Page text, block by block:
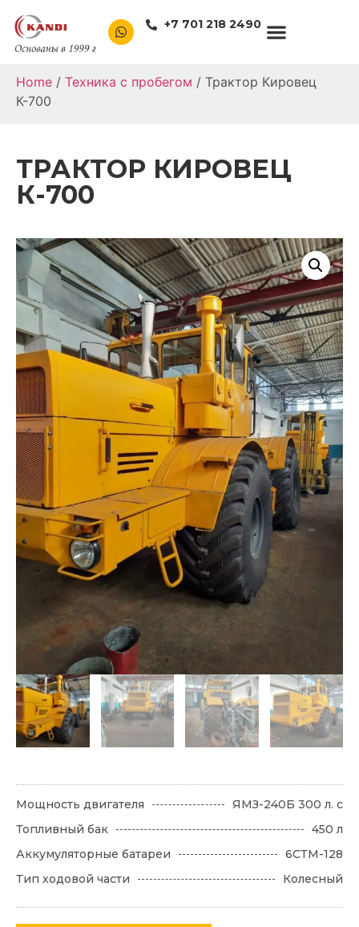
+7 701 218 2490
Home / Техника с пробегом / Трактор Кировец
К-700
ТРАКТОР КИРОВЕЦ
К-700
Мощность двигателя
ЯМЗ-240Б 300 л. с
Топливный бак
450 л
Аккумуляторные батареи
6СТМ-128
Тип ходовой части
Колесный